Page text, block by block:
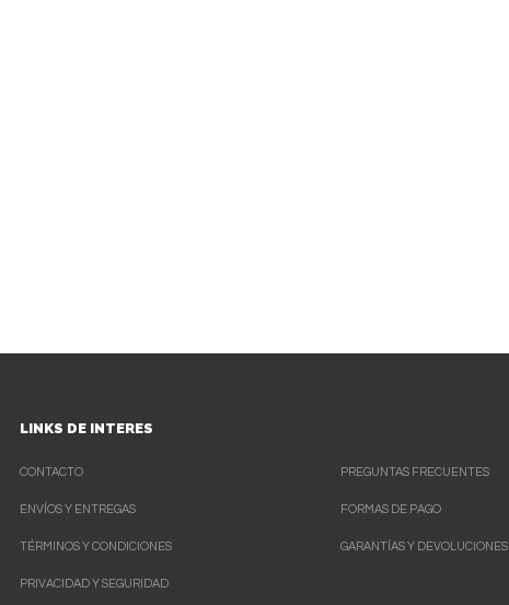
LINKS DE INTERES
CONTACTO
ENVÍOS Y ENTREGAS
TÉRMINOS Y CONDICIONES
PRIVACIDAD Y SEGURIDAD
PREGUNTAS FRECUENTES
FORMAS DE PAGO
GARANTÍAS Y DEVOLUCIONES